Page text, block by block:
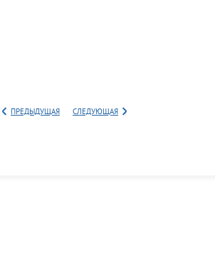
ПРЕДЫДУЩАЯ СЛЕДУЮЩАЯ